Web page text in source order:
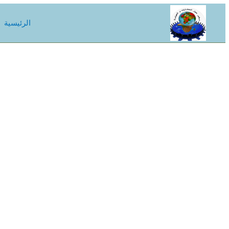
الرئيسية